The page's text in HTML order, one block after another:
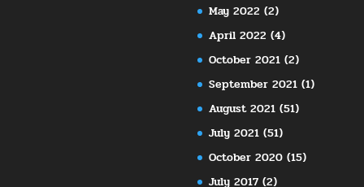
May 2022 (2)
April 2022 (4)
October 2021 (2)
September 2021 (1)
August 2021 (51)
July 2021 (51)
October 2020 (15)
July 2017 (2)